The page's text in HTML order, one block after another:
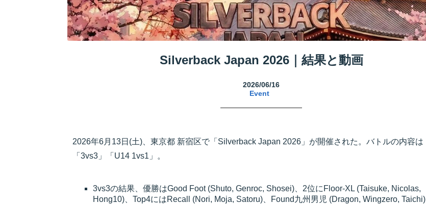
Silverback Japan 2026｜結果と動画
2026/06/16
Event
2026年6月13日(土)、東京都 新宿区で「Silverback Japan 2026」が開催された。バトルの内容は
「3vs3」「U14 1vs1」。
3vs3の結果、優勝はGood Foot (Shuto, Genroc, Shosei)、2位にFloor-XL (Taisuke, Nicolas,
Hong10)、Top4にはRecall (Nori, Moja, Satoru)、Found九州男児 (Dragon, Wingzero, Taichi)